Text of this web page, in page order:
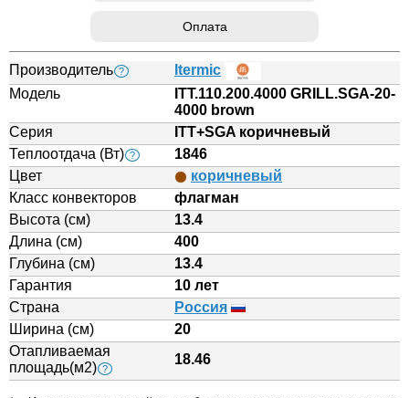
Оплата
Производитель ?
Itermic
Модель
ITT.110.200.4000 GRILL.SGA-20-
4000 brown
Серия
ITT+SGA коричневый
Теплоотдача (Вт) ?
1846
Цвет
коричневый
Класс конвекторов
флагман
Высота (см)
13.4
Длина (см)
400
Глубина (см)
13.4
Гарантия
10 лет
Страна
Россия
Ширина (см)
20
Отапливаемая
площадь(м2) ?
18.46